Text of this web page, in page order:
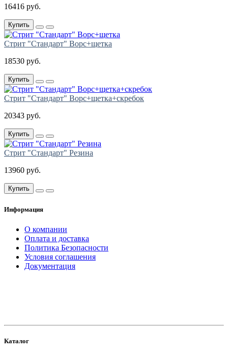
16416 руб.
Купить
Стрит "Стандарт" Ворс+щетка
18530 руб.
Купить
Стрит "Стандарт" Ворс+щетка+скребок
20343 руб.
Купить
Стрит "Стандарт" Резина
13960 руб.
Купить
Информация
О компании
Оплата и доставка
Политика Безопасности
Условия соглашения
Документация
Каталог